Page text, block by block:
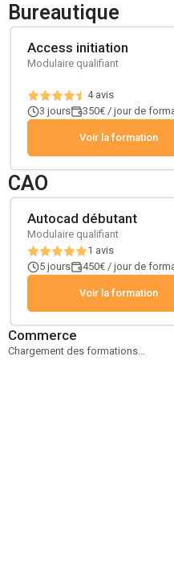
Bureautique
Access initiation
Modulaire qualifiant
4avis
3 jours
350€ / jour de
Voir la formation
CAO
Autocad débutant
Modulaire qualifiant
1 avis
5 jours
450€ / jour de
Voir la formation
Commerce
Chargement des formations...